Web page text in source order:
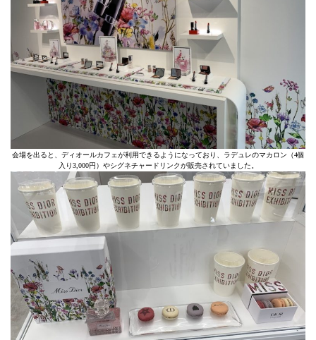
会場を出ると、ディオールカフェが利用できるようになっており、ラデュレのマカロン（4個
入り3,000円）やシグネチャードリンクが販売されていました。